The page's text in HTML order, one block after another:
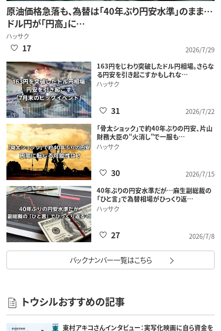
原油価格急落も、為替は「40年ぶり円安水準」のまま…
ドル円が「円高」に…
ハッサク
2026/7/29
17
163円をじわり突破したドル円相場。さらな
る円安を引き起こすかもしれな…
ハッサク
2026/7/22
31
「骨太ショック」で約40年ぶりの円安、片山
財務大臣の“火消し”で一服も…
ハッサク
2026/7/15
30
40年ぶりの円安水準だが…麻生副総裁の
「ひと言」で為替相場がひっくり返…
ハッサク
2026/7/8
27
バックナンバー一覧はこちら
トウシルおすすめの記事
東村アキコさんインタビュー：実写化映画に自ら資金を